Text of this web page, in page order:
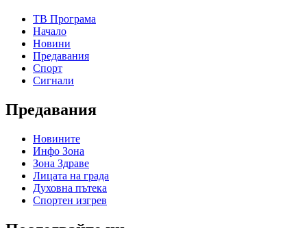
ТВ Програма
Начало
Новини
Предавания
Спорт
Сигнали
Предавания
Новините
Инфо Зона
Зона Здраве
Лицата на града
Духовна пътека
Спортен изгрев